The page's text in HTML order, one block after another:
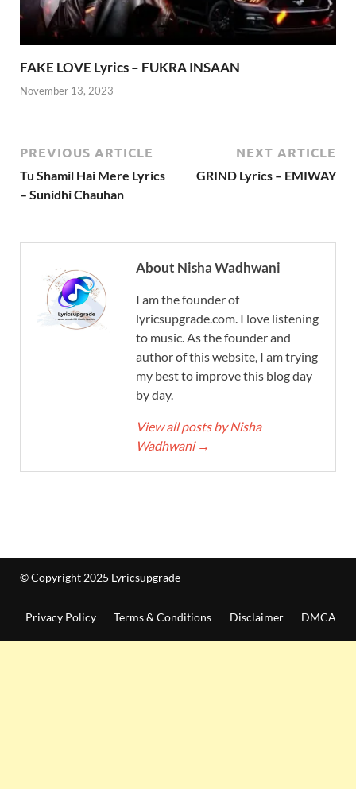
FAKE LOVE Lyrics – FUKRA INSAAN
November 13, 2023
PREVIOUS ARTICLE
Tu Shamil Hai Mere Lyrics
– Sunidhi Chauhan
NEXT ARTICLE
GRIND Lyrics – EMIWAY
About Nisha Wadhwani
I am the founder of
lyricsupgrade.com. I love listening
to music. As the founder and
author of this website, I am trying
my best to improve this blog day
by day.
View all posts by Nisha
Wadhwani →
© Copyright 2025 Lyricsupgrade
Privacy Policy Terms & Conditions Disclaimer DMCA